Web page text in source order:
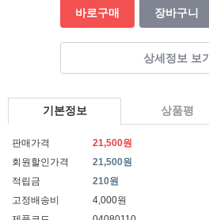
바로구매 장바구니
상세정보 보기
기본정보 상품평
판매가격
21,500원
회원할인가격
21,500원
적립금
210원
고정배송비
4,000원